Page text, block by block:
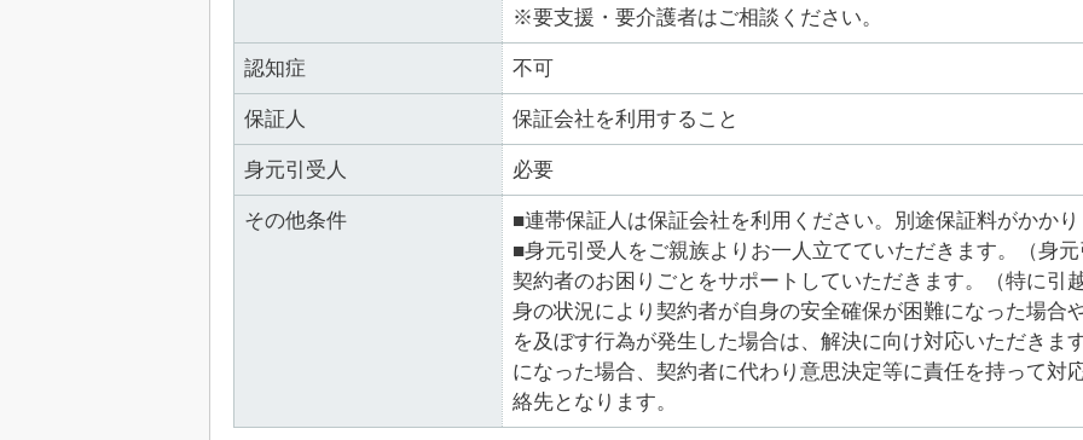
※要支援・要介護者はご相談ください。
認知症 不可
保証人 保証会社を利用すること
身元引受人 必要
その他条件
■連帯保証人は保証会社を利用ください。別途保証料がかか
■身元引受人をご親族よりお一人立てていただきます。（身
契約者のお困りごとをサポートしていただきます。（特に引
身の状況により契約者が自身の安全確保が困難になった場合
を及ぼす行為が発生した場合は、解決に向け対応いただきま
になった場合、契約者に代わり意思決定等に責任を持って対
絡先となります。